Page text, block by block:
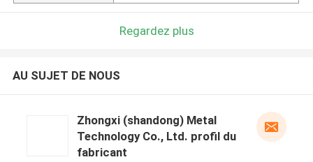
Regardez plus
AU SUJET DE NOUS
Zhongxi (shandong) Metal
Technology Co., Ltd. profil du
fabricant